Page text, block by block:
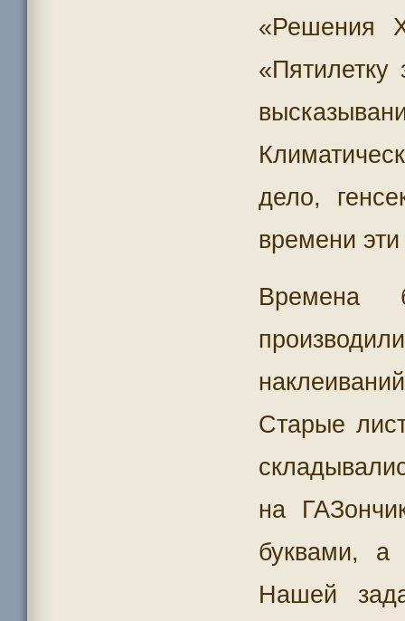
«Решения
дело,
времени
Времена
Старые
на
буквами, а
Нашей